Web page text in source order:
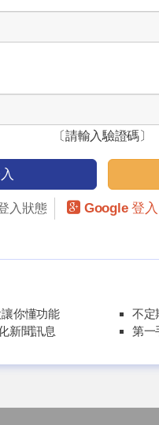
〔請輸入驗證碼〕
入狀態 Google 登入
你懂功能
新聞訊息
不定
第一